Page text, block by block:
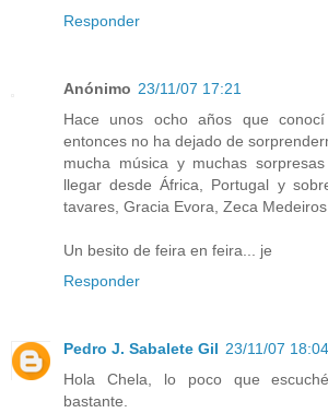
Responder
Anónimo 23/11/07 17:21
Hace unos ocho años que
entonces no ha dejado de
mucha música y muchas
llegar desde África, Portugal y
tavares, Gracia Evora, Zeca Medeiros
Un besito de feira en feira... je
Responder
Pedro J. Sabalete Gil 23/11/07 18:04
Hola Chela, lo poco que
bastante.